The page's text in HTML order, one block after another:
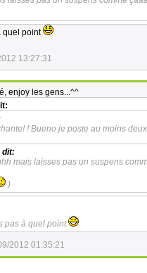
quel point
13:27:31
enjoy les gens...^^
! Bueno je poste au moins
dit:
mais laisses pas un suspens
)
pas à quel point
2012 01:35:21